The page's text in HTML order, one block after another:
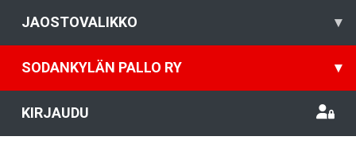
JAOSTOVALIKKO ▾
SODANKYLÄN PALLO RY ▾
KIRJAUDU